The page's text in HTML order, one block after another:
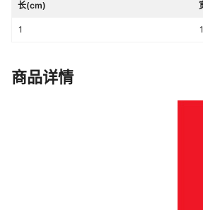
长(cm)
1 1
商品详情